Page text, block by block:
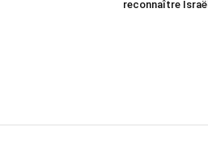
reconnaître Israël